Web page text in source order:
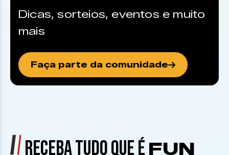
Dicas, sorteios, eventos e muito
mais
Faça parte da comunidade
RECEBA TUDO QUE É FUN